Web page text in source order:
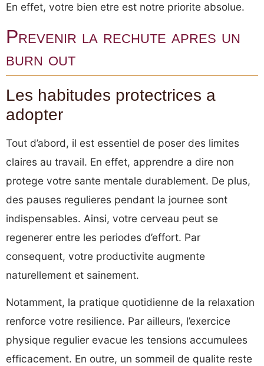
En effet, votre bien etre est notre priorite absolue.
Prevenir la rechute apres un
burn out
Les habitudes protectrices a
adopter
Tout d’abord, il est essentiel de poser des limites
claires au travail. En effet, apprendre a dire non
protege votre sante mentale durablement. De plus,
des pauses regulieres pendant la journee sont
indispensables. Ainsi, votre cerveau peut se
regenerer entre les periodes d’effort. Par
consequent, votre productivite augmente
naturellement et sainement.
Notamment, la pratique quotidienne de la relaxation
renforce votre resilience. Par ailleurs, l’exercice
physique regulier evacue les tensions accumulees
efficacement. En outre, un sommeil de qualite reste